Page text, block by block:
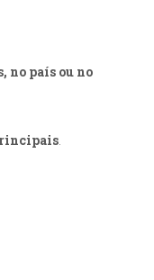
no país ou no
.